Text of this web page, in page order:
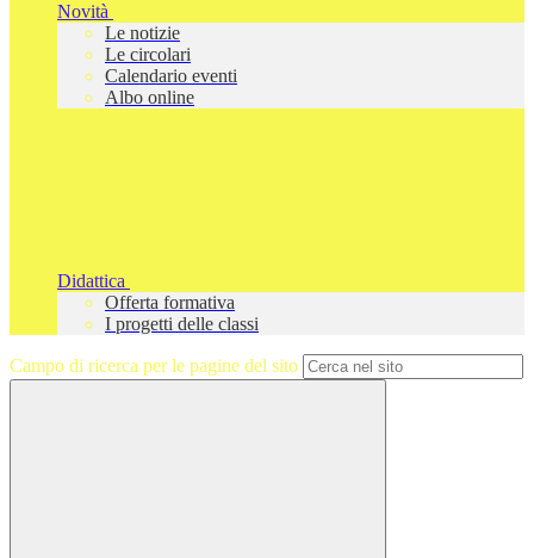
Novità
Le notizie
Le circolari
Calendario eventi
Albo online
Didattica
Offerta formativa
I progetti delle classi
Campo di ricerca per le pagine del sito